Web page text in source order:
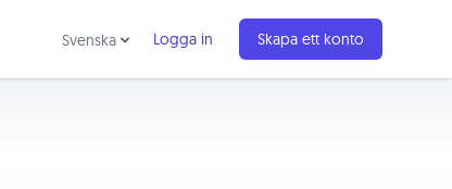
Svenska Logga in Skapa ett konto